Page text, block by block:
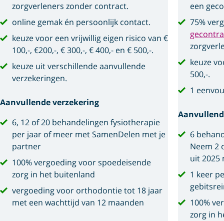
zorgverleners zonder contract.
online gemak én persoonlijk contact.
keuze voor een vrijwillig eigen risico van €
100,-, €200,-, € 300,-, € 400,- en € 500,-.
keuze uit verschillende aanvullende
verzekeringen.
Aanvullende verzekering
6, 12 of 20 behandelingen fysiotherapie
per jaar of meer met SamenDelen met je
partner
100% vergoeding voor spoedeisende
zorg in het buitenland
vergoeding voor orthodontie tot 18 jaar
met een wachttijd van 12 maanden
een
75%
keuze
500,-.
1
6
Neem 2
uit 2025
1 keer
100%
zorg in